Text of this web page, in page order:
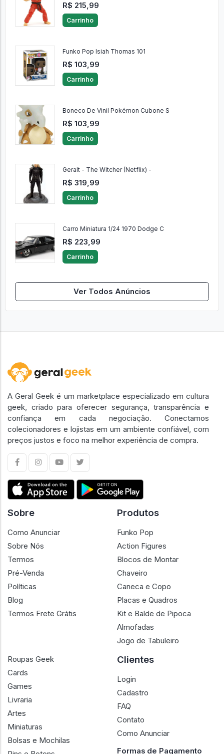
R$ 215,99
Carrinho
Funko Pop Isiah Thomas 101
R$ 103,99
Carrinho
Boneco De Vinil Pokémon Cubone S
R$ 103,99
Carrinho
Geralt - The Witcher (Netflix) -
R$ 319,99
Carrinho
Carro Miniatura 1/24 1970 Dodge C
R$ 223,99
Carrinho
Ver Todos Anúncios
A Geral Geek é um marketplace especializado em cultura
geek, criado para oferecer segurança, transparência e
confiança em cada negociação. Conectamos
colecionadores e lojistas em um ambiente confiável, com
preços justos e foco na melhor experiência de compra.
Sobre
Como Anunciar
Sobre Nós
Termos
Pré-Venda
Políticas
Blog
Termos Frete Grátis
Produtos
Funko Pop
Action Figures
Blocos de Montar
Chaveiro
Caneca e Copo
Placas e Quadros
Kit e Balde de Pipoca
Almofadas
Jogo de Tabuleiro
Roupas Geek
Cards
Games
Livraria
Artes
Miniaturas
Bolsas e Mochilas
Clientes
Login
Cadastro
FAQ
Contato
Como Anunciar
Formas de Pagamento